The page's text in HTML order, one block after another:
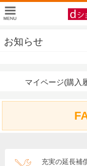
お知らせ
マイページ(購入
充実の延長補